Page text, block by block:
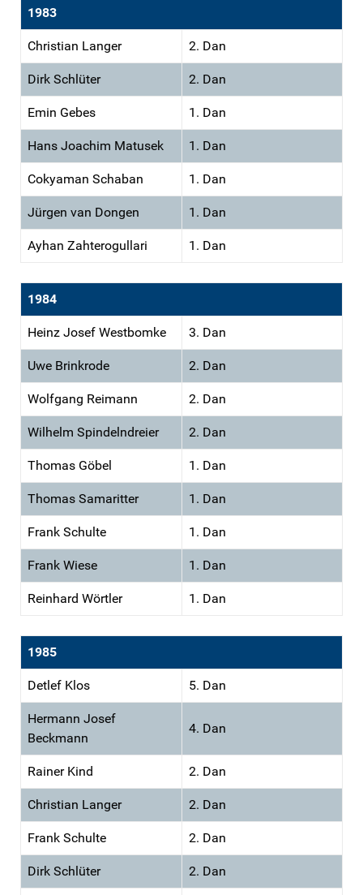
1983
Christian Langer 2. Dan
Dirk Schlüter 2. Dan
Emin Gebes 1. Dan
Hans Joachim Matusek 1. Dan
Cokyaman Schaban 1. Dan
Jürgen van Dongen 1. Dan
Ayhan Zahterogullari 1. Dan
1984
Heinz Josef Westbomke 3. Dan
Uwe Brinkrode 2. Dan
Wolfgang Reimann 2. Dan
Wilhelm Spindelndreier 2. Dan
Thomas Göbel 1. Dan
Thomas Samaritter 1. Dan
Frank Schulte 1. Dan
Frank Wiese 1. Dan
Reinhard Wörtler 1. Dan
1985
Detlef Klos 5. Dan
Hermann Josef
Beckmann
4. Dan
Rainer Kind 2. Dan
Christian Langer 2. Dan
Frank Schulte 2. Dan
Dirk Schlüter 2. Dan